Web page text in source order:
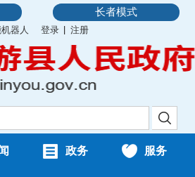
长者模式
器人 登录 注册
政务 服务